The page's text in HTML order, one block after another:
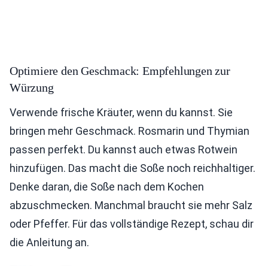
Optimiere den Geschmack: Empfehlungen zur
Würzung
Verwende frische Kräuter, wenn du kannst. Sie
bringen mehr Geschmack. Rosmarin und Thymian
passen perfekt. Du kannst auch etwas Rotwein
hinzufügen. Das macht die Soße noch reichhaltiger.
Denke daran, die Soße nach dem Kochen
abzuschmecken. Manchmal braucht sie mehr Salz
oder Pfeffer. Für das vollständige Rezept, schau dir
die Anleitung an.